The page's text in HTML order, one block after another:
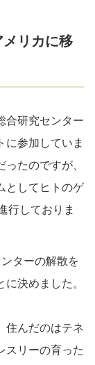
リカに移
合研究センター
に参加していま
たのですが、
としてヒトのゲ
行しておりま
ターの解散を
決めました。
住んだのはテネ
スリーの育った